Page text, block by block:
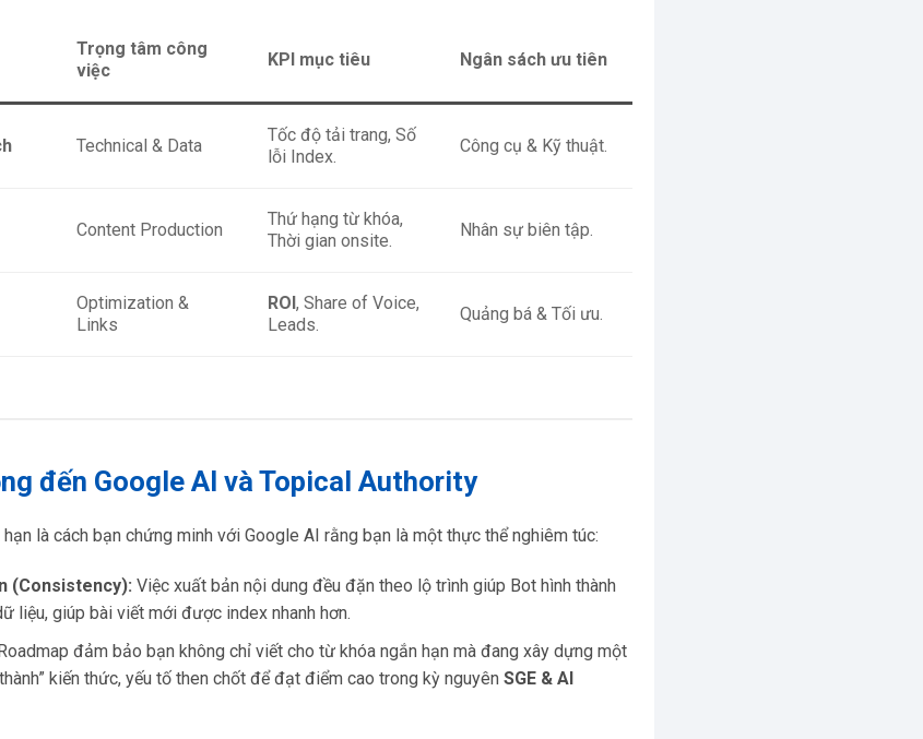
Trọng tâm công
việc
KPI mục tiêu Ngân sách ưu tiên
Technical & Data
Tốc độ tải trang, Số
lỗi Index.
Công cụ & Kỹ thuật.
Content Production
Thứ hạng từ khóa,
Thời gian onsite.
Nhân sự biên tập.
Optimization &
Links
ROI , Share of Voice,
Leads.
Quảng bá & Tối ưu.
đến Google AI và Topical Authority
là cách bạn chứng minh với Google AI rằng bạn là một thực thể nghiêm túc:
(Consistency): Việc xuất bản nội dung đều đặn theo lộ trình giúp Bot hình thành
liệu, giúp bài viết mới được index nhanh hơn.
đảm bảo bạn không chỉ viết cho từ khóa ngắn hạn mà đang xây dựng một
kiến thức, yếu tố then chốt để đạt điểm cao trong kỳ nguyên SGE & AI